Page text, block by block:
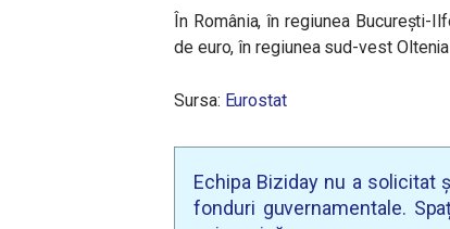
În România, în regiunea
de euro, în regiunea sud-vest
Sursa: Eurostat
Echipa Biziday nu a solicitat
fonduri guvernamentale.